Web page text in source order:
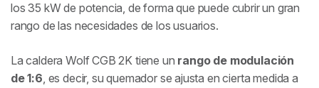
los 35 kW de potencia, de forma que puede cubrir un gran
rango de las necesidades de los usuarios.
La caldera Wolf CGB 2K tiene un rango de modulación
de 1:6, es decir, su quemador se ajusta en cierta medida a